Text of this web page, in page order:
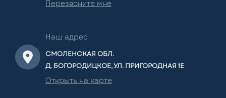
Перезвоните мне
Наш адрес
СМОЛЕНСКАЯ ОБЛ.
Д. БОГОРОДИЦКОЕ, УЛ. ПРИГОРОДНАЯ 1Е
Открыть на карте